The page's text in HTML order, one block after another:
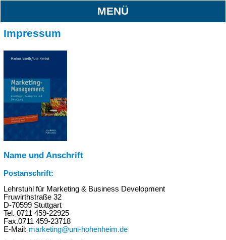
MENÜ
Impressum
Name und Anschrift
Postanschrift:
Lehrstuhl für Marketing & Business Development
Fruwirthstraße 32
D-70599 Stuttgart
Tel. 0711 459-22925
Fax.0711 459-23718
E-Mail: marketing@uni-hohenheim.de